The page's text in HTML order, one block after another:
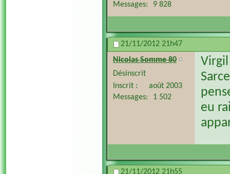
Messages 9 828
21/11/2012 21h47
Nicolas Somme 80
Désinscrit
Inscrit
août 2003
Messages
1 502
eu
21/11/2012 21h55